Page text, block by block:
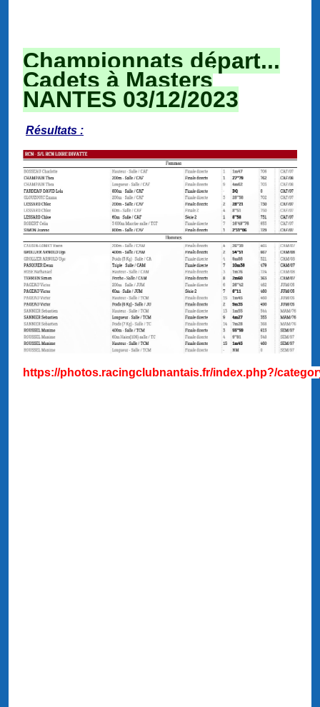
Championnats départ...
Cadets à Masters
NANTES 03/12/2023
Résultats :
https://photos.racingclubnantais.fr/index.php?/